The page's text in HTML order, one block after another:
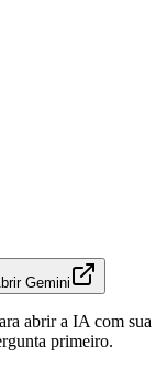
Gemini
abrir a IA com sua
primeiro.